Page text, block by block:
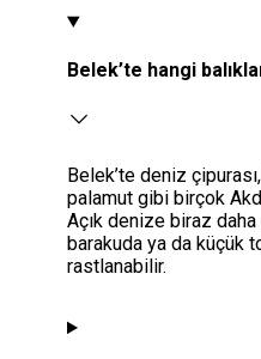
Belek’te hangi
Belek’te deniz
palamut gibi birçok
Açık denize biraz daha
barakuda ya da küçük
rastlanabilir.